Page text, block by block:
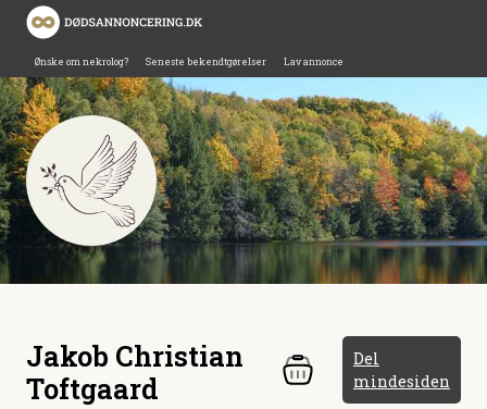
Ønske om nekrolog? Seneste bekendtgørelser Lav annonce
Jakob Christian
Toftgaard
Del
mindesiden